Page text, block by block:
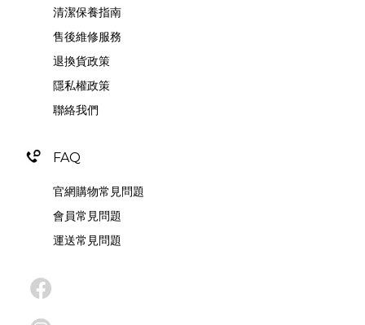
清潔保養指南
售後維修服務
退換貨政策
隱私權政策
聯絡我們
FAQ
官網購物常見問題
會員常見問題
運送常見問題